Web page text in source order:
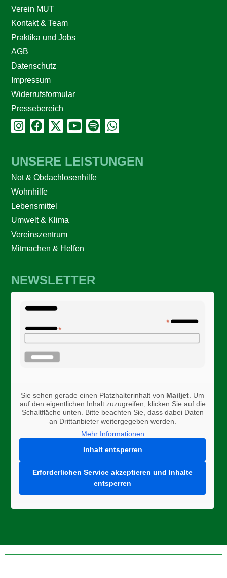
Verein MUT
Kontakt & Team
Praktika und Jobs
AGB
Datenschutz
Impressum
Widerrufsformular
Pressebereich
UNSERE LEISTUNGEN
Not & Obdachlosenhilfe
Wohnhilfe
Lebensmittel
Umwelt & Klima
Vereinszentrum
Mitmachen & Helfen
NEWSLETTER
Sie sehen gerade einen Platzhalterinhalt von Mailjet. Um
auf den eigentlichen Inhalt zuzugreifen, klicken Sie auf die
Schaltfläche unten. Bitte beachten Sie, dass dabei Daten
an Drittanbieter weitergegeben werden.
Mehr Informationen
Inhalt entsperren
Erforderlichen Service akzeptieren und Inhalte
entsperren